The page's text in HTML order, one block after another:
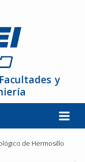
y
de Hermosillo